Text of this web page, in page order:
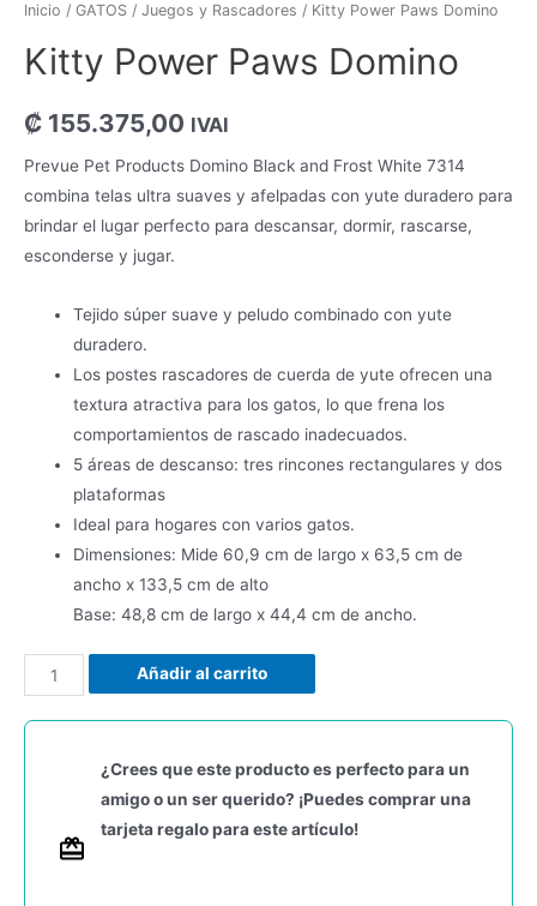
Inicio / GATOS / Juegos y Rascadores / Kitty Power Paws Domino
Kitty Power Paws Domino
₡ 155.375,00 IVAI
Prevue Pet Products Domino Black and Frost White 7314
combina telas ultra suaves y afelpadas con yute duradero para
brindar el lugar perfecto para descansar, dormir, rascarse,
esconderse y jugar.
Tejido súper suave y peludo combinado con yute
duradero.
Los postes rascadores de cuerda de yute ofrecen una
textura atractiva para los gatos, lo que frena los
comportamientos de rascado inadecuados.
5 áreas de descanso: tres rincones rectangulares y dos
plataformas
Ideal para hogares con varios gatos.
Dimensiones: Mide 60,9 cm de largo x 63,5 cm de
ancho x 133,5 cm de alto
Base: 48,8 cm de largo x 44,4 cm de ancho.
Añadir al carrito
¿Crees que este producto es perfecto para un
amigo o un ser querido? ¡Puedes comprar una
tarjeta regalo para este artículo!